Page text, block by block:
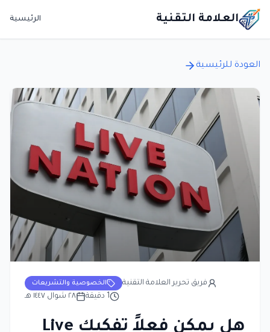
العلامة التقنية الرئيسية
العودة للرئيسية
الخصوصية والتشريعات
فريق تحرير العلامة التقنية
٢٨ شوال ١٤٤٧ هـ
1 دقيقة
هل يمكن فعلاً تفكيك Live